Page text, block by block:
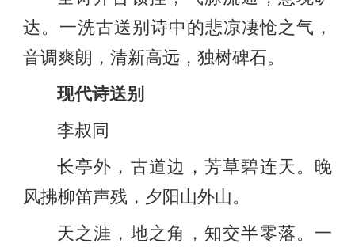
达。一洗古送别诗中的悲凉凄怆之气，
音调爽朗，清新高远，独树碑石。
现代诗送别
李叔同
长亭外，古道边，芳草碧连天。晚
风拂柳笛声残，夕阳山外山。
天之涯，地之角，知交半零落。一